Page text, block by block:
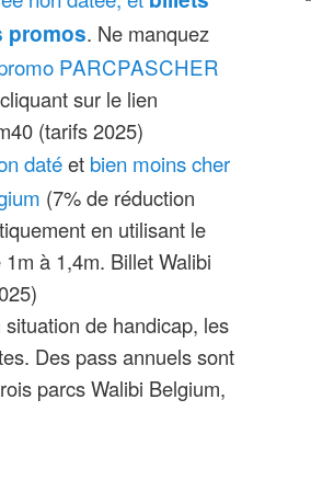
: Kondaa,
h) et la plus haute du
km, au sein de la
ajoute 4,5 ha au
du parc en 2020
en 2021, cette
et la plus rapide
!
Terror,
Exotic World
taille selon les
taille minimale de 80
des manèges
par jour d’affluence
sur le site de
promos. Ne manquez
PARCPASCHER
sur le lien
(tarifs 2025)
datéet bien moins cher
(7% de réduction
en utilisant le
à 1,4m. Billet Walibi
de handicap, les
Des pass annuels sont
parcs Walibi Belgium,